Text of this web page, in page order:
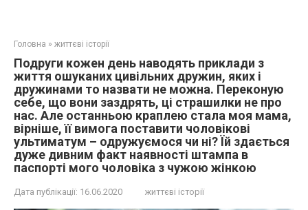
Головна » життєві історії
Подруги кожен день наводять приклади з
життя ошуканих цивільних дружин, яких і
дружинами то назвати не можна. Переконую
себе, що вони заздрять, ці страшилки не про
нас. Але останньою краплею стала моя мама,
вірніше, її вимога поставити чоловікові
ультиматум – одружуємося чи ні? Їй здається
дуже дивним факт наявності штампа в
паспорті мого чоловіка з чужою жінкою
Дата публікації: 16.06.2020 життєві історії